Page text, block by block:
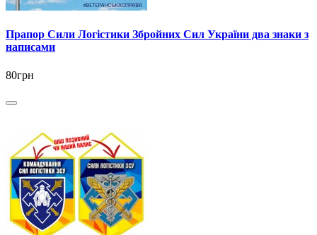
Прапор Сили Логістики Збройних Сил України два знаки з
написами
80грн